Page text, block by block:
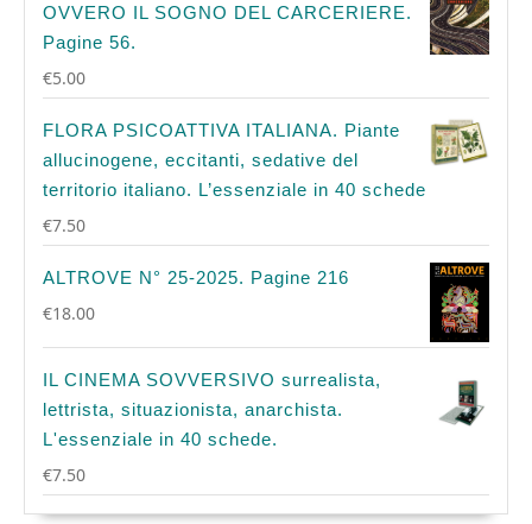
OVVERO IL SOGNO DEL CARCERIERE.
Pagine 56.
€5.00
FLORA PSICOATTIVA ITALIANA. Piante
allucinogene, eccitanti, sedative del
territorio italiano. L’essenziale in 40 schede
€7.50
ALTROVE N° 25-2025. Pagine 216
€18.00
IL CINEMA SOVVERSIVO surrealista,
lettrista, situazionista, anarchista.
L'essenziale in 40 schede.
€7.50